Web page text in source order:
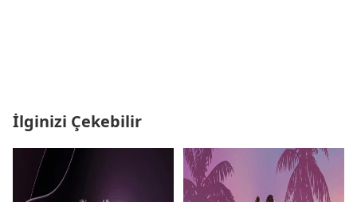
İlginizi Çekebilir